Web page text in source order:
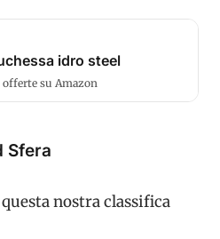
idro steel
su Amazon
Sfera
nostra classifica